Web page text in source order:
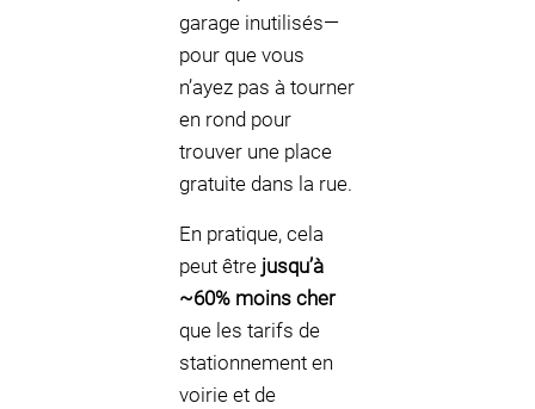
garage inutilisés—
pour que vous
n’ayez pas à tourner
en rond pour
trouver une place
gratuite dans la rue.
En pratique, cela
peut être jusqu’à
~60% moins cher
que les tarifs de
stationnement en
voirie et de